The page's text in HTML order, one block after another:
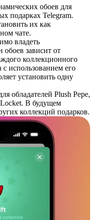
обоев для
подарках Telegram.
их как
чате.
владеть
зависит от
коллекционного
с использованием его
установить одну
обладателей Plush Pepe,
Locket. В будущем
коллекций подарков.